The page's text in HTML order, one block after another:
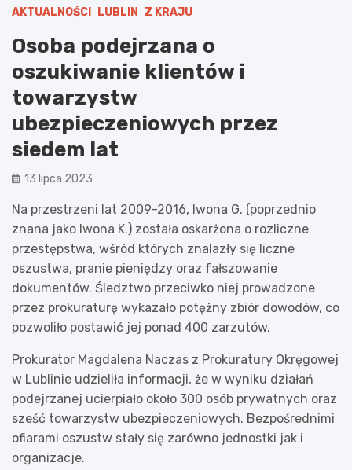
AKTUALNOŚCI LUBLIN Z KRAJU
Osoba podejrzana o
oszukiwanie klientów i
towarzystw
ubezpieczeniowych przez
siedem lat
13 lipca 2023
Na przestrzeni lat 2009-2016, Iwona G. (poprzednio
znana jako Iwona K.) została oskarżona o rozliczne
przestępstwa, wśród których znalazły się liczne
oszustwa, pranie pieniędzy oraz fałszowanie
dokumentów. Śledztwo przeciwko niej prowadzone
przez prokuraturę wykazało potężny zbiór dowodów, co
pozwoliło postawić jej ponad 400 zarzutów.
Prokurator Magdalena Naczas z Prokuratury Okręgowej
w Lublinie udzieliła informacji, że w wyniku działań
podejrzanej ucierpiało około 300 osób prywatnych oraz
sześć towarzystw ubezpieczeniowych. Bezpośrednimi
ofiarami oszustw stały się zarówno jednostki jak i
organizacje.